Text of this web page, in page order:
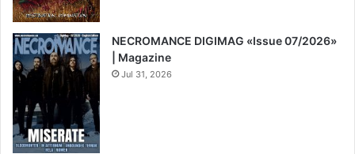
8
NECROMANCE DIGIMAG «Issue 07/2026»
| Magazine
Jul 31, 2026